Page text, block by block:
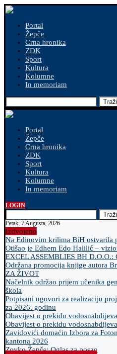
Portal
Žepče
Crna hronika
ZDK
Sport
Kultura
Kolumne
In memoriam
Traži
Portal
Žepče
Crna hronika
ZDK
Sport
Kultura
Kolumne
In memoriam
LOGIN
Traži
Petak, 7 Augusta, 2026
Izdvojeno
Na Edinovim krilima BiH ostvarila
Otišao je Edhem Edo Halilić –
EXCEL ASSEMBLIES BH D.O.O.:
Održana promocija knjige autora
ZA ŽIVOT
Načelnik održao prijem učenika
škola
Potpisani ugovori za realizaciju
za 2026. godinu
Obavijest o prekidu
Obavijest o prekidu
Zavidovići domaćin Izbora za
kantona 2026
Zovko Žepče: Oglas za posao